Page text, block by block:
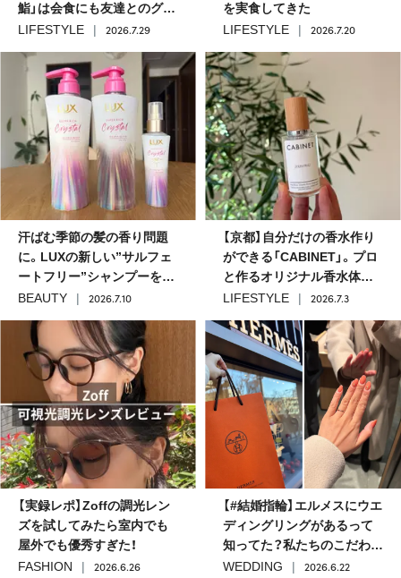
鮨」は会食にも友達とのグル
メ会にも使えそう
LIFESTYLE 2026.7.29
を実食してきた
LIFESTYLE
2026.7.20
汗ばむ季節の髪の香り問題
に。LUXの新しい”サルフェ
ートフリー”シャンプーを使
ってみた
BEAUTY 2026.7.10
【京都】自分だけの香水作り
ができる「CABINET」。プロ
と作るオリジナル香水体験
レポ #美容部
LIFESTYLE 2026.7.3
【実録レポ】Zoffの調光レン
ズを試してみたら室内でも
屋外でも優秀すぎた！
FASHION
2026.6.26
【#結婚指輪】エルメスにウエ
ディングリングがあるって
知ってた？私たちのこだわり
ポイントと「フィルロン」を
WEDDING 2026.6.22